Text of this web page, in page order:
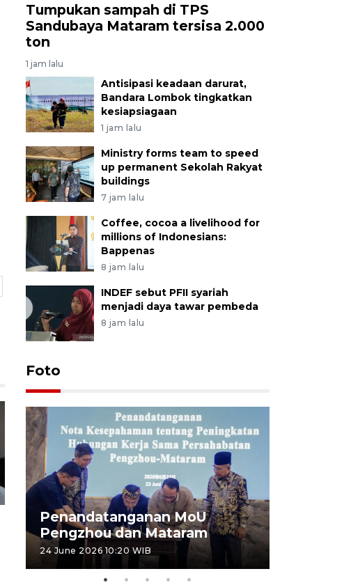
Tumpukan sampah di TPS
Sandubaya Mataram tersisa 2.000
ton
1 jam lalu
Antisipasi keadaan darurat,
Bandara Lombok tingkatkan
kesiapsiagaan
1 jam lalu
Ministry forms team to speed
up permanent Sekolah Rakyat
buildings
7 jam lalu
Coffee, cocoa a livelihood for
millions of Indonesians:
Bappenas
8 jam lalu
INDEF sebut PFII syariah
menjadi daya tawar pembeda
8 jam lalu
Foto
Penandatanganan MoU
Pengzhou dan Mataram
24 June 2026 10:20 WIB